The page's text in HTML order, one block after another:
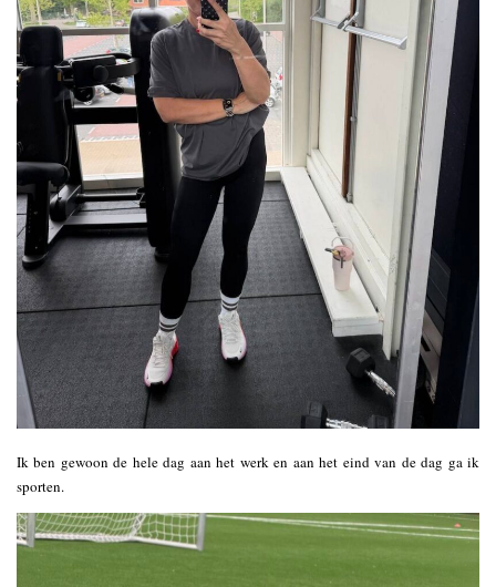
Ik ben gewoon de hele dag aan het werk en aan het eind van de dag ga ik
sporten.